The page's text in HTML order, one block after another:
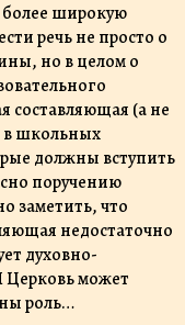
более широкую
речь не просто о
но в целом о
составляющая (а не
в школьных
должны вступить
поручению
заметить, что
недостаточно
духовно-
Церковь может
роль…